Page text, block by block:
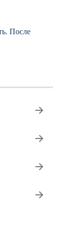
После
→
→
→
→